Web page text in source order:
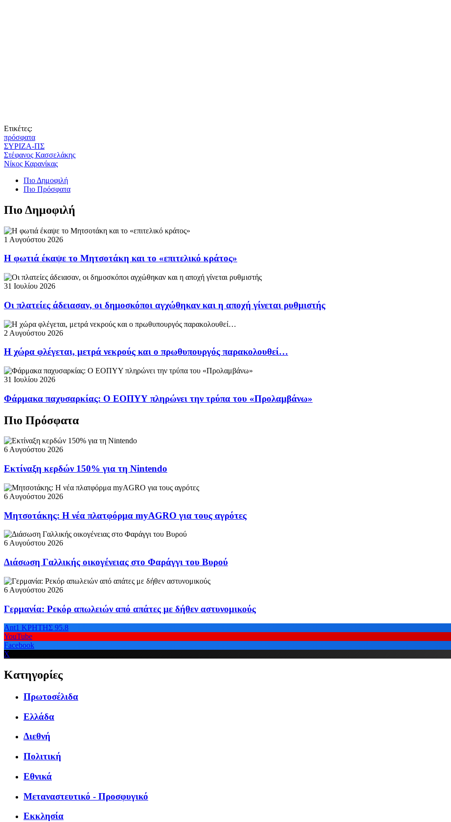
Ετικέτες:
πρόσφατα
ΣΥΡΙΖΑ-ΠΣ
Στέφανος Κασσελάκης
Νίκος Καρανίκας
Πιο Δημοφιλή
Πιο Πρόσφατα
Πιο Δημοφιλή
1 Αυγούστου 2026
Η φωτιά έκαψε το Μητσοτάκη και το «επιτελικό κράτος»
31 Ιουλίου 2026
Οι πλατείες άδειασαν, οι δημοσκόποι αγχώθηκαν και η αποχή γίνεται ρυθμιστής
2 Αυγούστου 2026
Η χώρα φλέγεται, μετρά νεκρούς και ο πρωθυπουργός παρακολουθεί…
31 Ιουλίου 2026
Φάρμακα παχυσαρκίας: Ο ΕΟΠΥΥ πληρώνει την τρύπα του «Προλαμβάνω»
Πιο Πρόσφατα
6 Αυγούστου 2026
Εκτίναξη κερδών 150% για τη Nintendo
6 Αυγούστου 2026
Μητσοτάκης: Η νέα πλατφόρμα myAGRO για τους αγρότες
6 Αυγούστου 2026
Διάσωση Γαλλικής οικογένειας στο Φαράγγι του Βυρού
6 Αυγούστου 2026
Γερμανία: Ρεκόρ απωλειών από απάτες με δήθεν αστυνομικούς
Ant1 ΚΡΗΤΗΣ 95.8
YouTube
Facebook
X
Κατηγορίες
Πρωτοσέλιδα
Ελλάδα
Διεθνή
Πολιτική
Εθνικά
Μεταναστευτικό - Προσφυγικό
Εκκλησία